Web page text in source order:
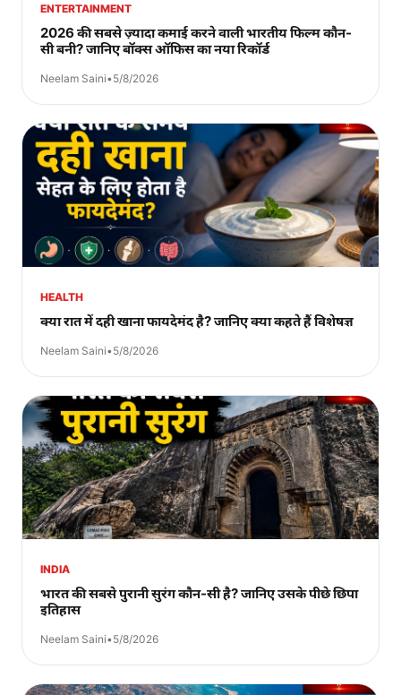
ENTERTAINMENT
2026 की सबसे ज़्यादा कमाई करने वाली भारतीय फिल्म कौन-
सी बनी? जानिए बॉक्स ऑफिस का नया रिकॉर्ड
Neelam Saini•5/8/2026
HEALTH
क्या रात में दही खाना फायदेमंद है? जानिए क्या कहते हैं विशेषज्ञ
Neelam Saini•5/8/2026
INDIA
भारत की सबसे पुरानी सुरंग कौन-सी है? जानिए उसके पीछे छिपा
इतिहास
Neelam Saini•5/8/2026